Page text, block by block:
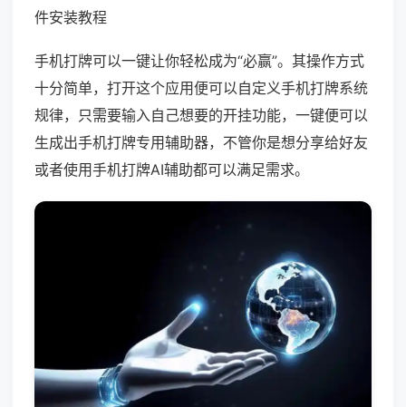
件安装教程
手机打牌可以一键让你轻松成为“必赢”。其操作方式
十分简单，打开这个应用便可以自定义手机打牌系统
规律，只需要输入自己想要的开挂功能，一键便可以
生成出手机打牌专用辅助器，不管你是想分享给好友
或者使用手机打牌AI辅助都可以满足需求。